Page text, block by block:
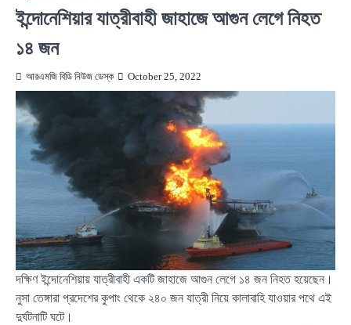
ইন্দোনেশিয়ার যাত্রীবাহী জাহাজে আগুন লেগে নিহত
১৪ জন
আরএমজি বিডি নিউজ ডেস্ক October 25, 2022
দক্ষিণ ইন্দোনেশিয়ায় যাত্রীবাহী একটি জাহাজে আগুন লেগে ১৪ জন নিহত হয়েছেন।
নুসা তেঙ্গারা প্রদেশের কুপাং থেকে ২৪০ জন যাত্রী নিয়ে কালাবাহি যাওয়ার পথে এই
দুর্ঘটনাটি ঘটে।